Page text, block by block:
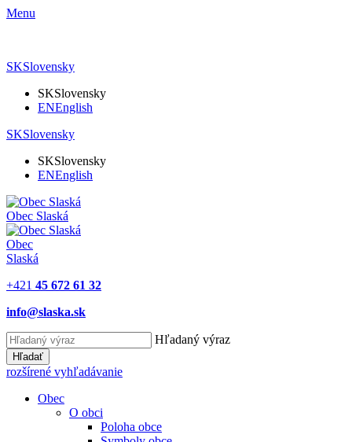
Menu
SKSlovensky
SKSlovensky
ENEnglish
SKSlovensky
SKSlovensky
ENEnglish
Obec Slaská
Obec
Slaská
+421 45 672 61 32
info@slaska.sk
Hľadaný výraz
Hľadať
rozšírené vyhľadávanie
Obec
O obci
Poloha obce